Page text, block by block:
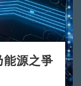
能源之爭